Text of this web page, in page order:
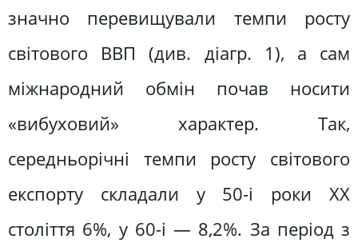
значно перевищували темпи росту
світового ВВП (див. діагр. 1), а сам
міжнародний обмін почав носити
«вибуховий» характер. Так,
середньорічні темпи росту світового
експорту складали у 50-і роки XX
століття 6%, у 60-і — 8,2%. За період з